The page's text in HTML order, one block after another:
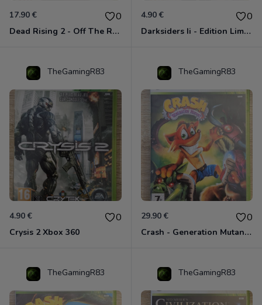
17.90 € 0
Dead Rising 2 - Off The Record Xbox 360
4.90 € 0
Darksiders Ii - Edition Limitée Xbox 360
TheGamingR83
4.90 € 0
Crysis 2 Xbox 360
TheGamingR83
29.90 € 0
Crash - Generation Mutant Xbox 360
TheGamingR83 TheGamingR83